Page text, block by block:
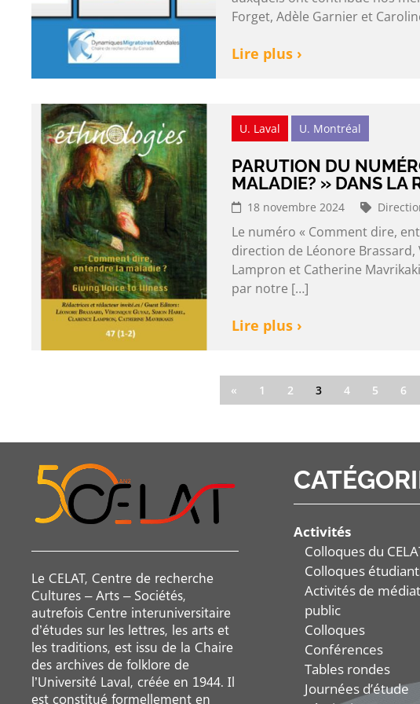
Forget, Adèle Garnier et
Lire plus ›
U. Laval U. Montréal
PARUTION DU
MALADIE? » DANS LA
18 novembre 2024
Le numéro « Comment dire,
direction de Léonore Brassard,
Lampron et Catherine
par notre […]
Lire plus ›
« 1 2 3 4 5 6
Le CELAT, Centre de recherche
Cultures – Arts – Sociétés,
autrefois Centre interuniversitaire
d’études sur les lettres, les arts et
les traditions, est issu de la Chaire
des archives de folklore de
l’Université Laval, créée en 1944. Il
est constitué formellement en
Activités
Colloques du
Colloques
Activités de
public
Colloques
Conférences
Tables rondes
Journées d’étude